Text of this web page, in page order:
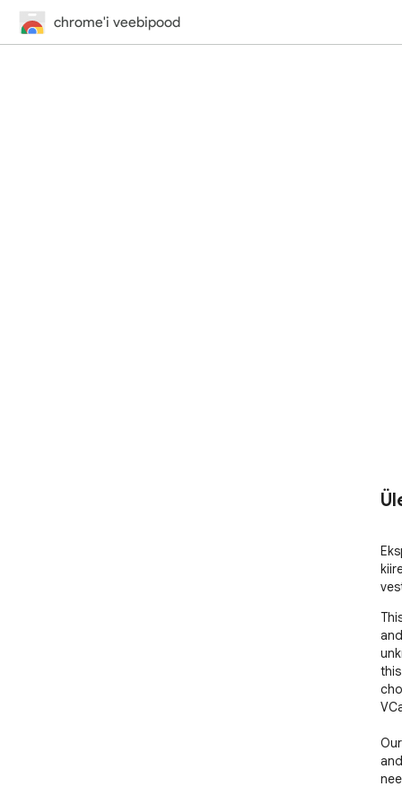
chrome'i veebipood